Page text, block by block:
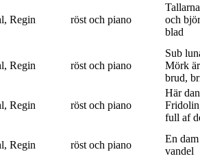
Regin röst och piano
och
blad
Regin röst och piano
Sub
Mörk
brud,
Regin röst och piano
Här
full af
Regin röst och piano
En
vandel